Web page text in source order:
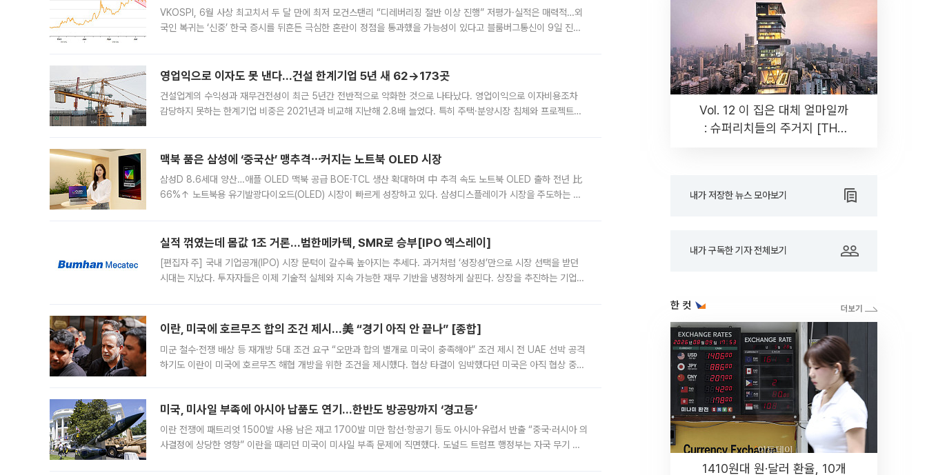
VKOSPI, 6월 사상 최고치서 두 달 만에 최저 모건스탠리 “디레버리징 절반 이상 진행” 저평가·실적은 매력적…외
국인 복귀는 ‘신중’ 한국 증시를 뒤흔든 극심한 혼란이 정점을 통과했을 가능성이 있다고 블룸버그통신이 9일 진단
영업익으로 이자도 못 낸다…건설 한계기업 5년 새 62→173곳
건설업계의 수익성과 재무건전성이 최근 5년간 전반적으로 악화한 것으로 나타났다. 영업이익으로 이자비용조차
감당하지 못하는 한계기업 비중은 2021년과 비교해 지난해 2.8배 늘었다. 특히 주택·분양시장 침체와 프로젝트파
맥북 품은 삼성에 ‘중국산’ 맹추격⋯커지는 노트북 OLED 시장
삼성D 8.6세대 양산…애플 OLED 맥북 공급 BOE·TCL 생산 확대하며 中 추격 속도 노트북 OLED 출하 전년 比
66%↑ 노트북용 유기발광다이오드(OLED) 시장이 빠르게 성장하고 있다. 삼성디스플레이가 시장을 주도하는 가
실적 꺾였는데 몸값 1조 거론…범한메카텍, SMR로 승부[IPO 엑스레이]
[편집자 주] 국내 기업공개(IPO) 시장 문턱이 갈수록 높아지는 추세다. 과거처럼 ‘성장성’만으로 시장 선택을 받던
시대는 지났다. 투자자들은 이제 기술적 실체와 지속 가능한 재무 기반을 냉정하게 살핀다. 상장을 추진하는 기업들
이란, 미국에 호르무즈 합의 조건 제시…美 “경기 아직 안 끝나” [종합]
미군 철수·전쟁 배상 등 재개방 5대 조건 요구 “오만과 합의 별개로 미국이 충족해야” 조건 제시 전 UAE 선박 공격
하기도 이란이 미국에 호르무즈 해협 개방을 위한 조건을 제시했다. 협상 타결이 임박했다던 미국은 아직 협상 중이
미국, 미사일 부족에 아시아 납품도 연기…한반도 방공망까지 ‘경고등’
이란 전쟁에 패트리엇 1500발 사용 남은 재고 1700발 미만 함선·항공기 등도 아시아·유럽서 반출 “중국·러시아 의
사결정에 상당한 영향” 이란을 때리던 미국이 미사일 부족 문제에 직면했다. 도널드 트럼프 행정부는 자국 무기 공
Vol. 12 이 집은 대체 얼마일까
: 슈퍼리치들의 주거지 [THE
내가 저장한 뉴스 모아보기
내가 구독한 기자 전체보기
한 컷
1410원대 원·달러 환율, 10개